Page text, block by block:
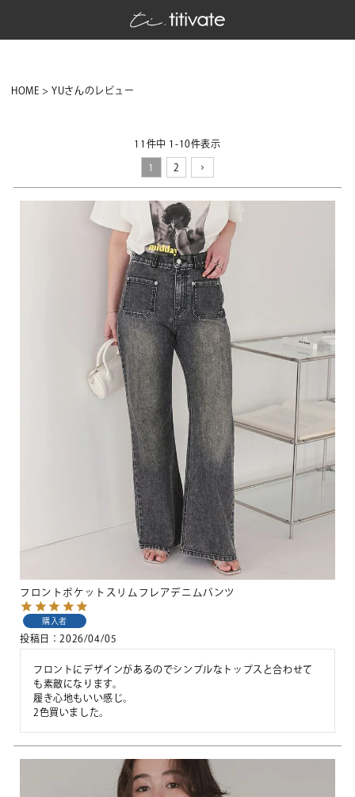
HOME YUさんのレビュー
11 件中 1 -10件表示
1 2
フロントポケットスリムフレアデニムパンツ
購入者
投稿日 2026/04/05
フロントにデザインがあるのでシンプルなトップスと合わせて
も素敵になります。
履き心地もいい感じ。
2色買いました。